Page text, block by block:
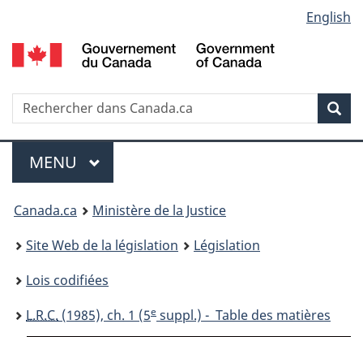
au
contenu
propos
de
la
HTML
simplifiée
selection
English
Recherche
Menu
MENU PRINCIPAL
You
are
here:
Canada.ca
Ministère de la Justice
Site Web de la législation
Législation
Lois codifiées
L.R.C. (1985), ch. 1 (5e suppl.) - Table des matières